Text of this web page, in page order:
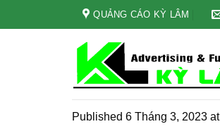
QUẢNG CÁO KỲ LÂM
Published 6 Tháng 3, 2023 at